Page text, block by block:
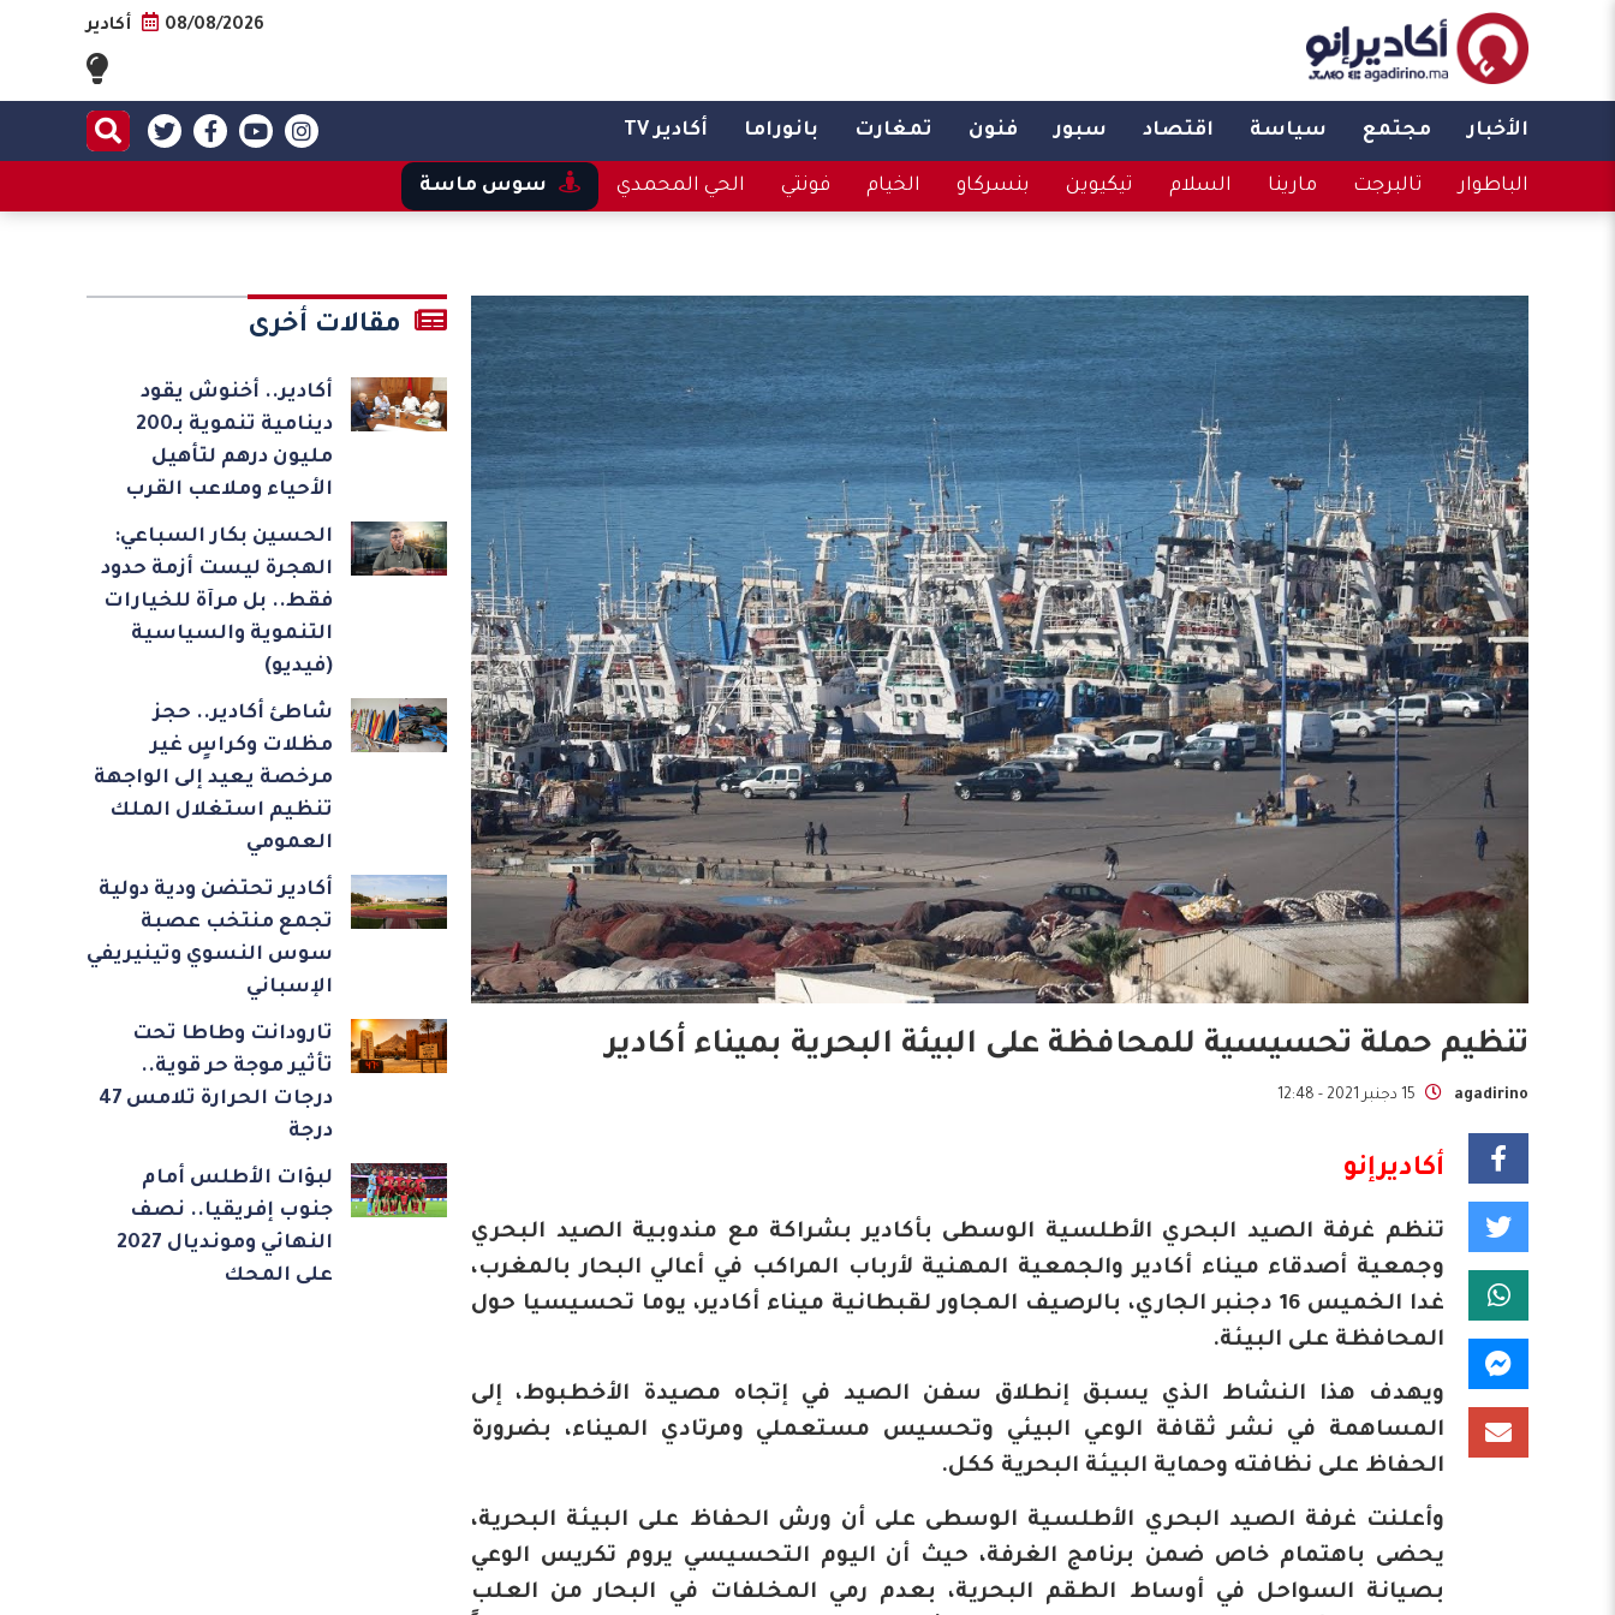
08/08/2026 أكادير
الأخبار مجتمع سياسة اقتصاد سبور فنون تمغارت بانوراما أكادير TV
الباطوار تالبرجت مارينا السلام تيكيوين بنسركاو الخيام فونتي الحي المحمدي سوس ماسة
تنظيم حملة تحسيسية للمحافظة على البيئة البحرية بميناء أكادير
agadirino 15 دجنبر 2021 - 12:48
أكاديرإنو
تنظم غرفة الصيد البحري الأطلسية الوسطى بأكادير بشراكة مع مندوبية الصيد البحري
وجمعية أصدقاء ميناء أكادير والجمعية المهنية لأرباب المراكب في أعالي البحار بالمغرب،
غدا الخميس 16 دجنبر الجاري، بالرصيف المجاور لقبطانية ميناء أكادير، يوما تحسيسيا حول
المحافظة على البيئة.
ويهدف هذا النشاط الذي يسبق إنطلاق سفن الصيد في إتجاه مصيدة الأخطبوط، إلى
المساهمة في نشر ثقافة الوعي البيئي وتحسيس مستعملي ومرتادي الميناء، بضرورة
الحفاظ على نظافته وحماية البيئة البحرية ككل.
وأعلنت غرفة الصيد البحري الأطلسية الوسطى على أن ورش الحفاظ على البيئة البحرية،
يحضى باهتمام خاص ضمن برنامج الغرفة، حيث أن اليوم التحسيسي يروم تكريس الوعي
بصيانة السواحل في أوساط الطقم البحرية، بعدم رمي المخلفات في البحار من العلب
مقالات أخرى
أكادير.. أخنوش يقود
دينامية تنموية بـ200
مليون درهم لتأهيل
الأحياء وملاعب القرب
الحسين بكار السباعي:
الهجرة ليست أزمة حدود
فقط.. بل مرآة للخيارات
التنموية والسياسية
(فيديو)
شاطئ أكادير.. حجز
مظلات وكراسٍ غير
مرخصة يعيد إلى الواجهة
تنظيم استغلال الملك
العمومي
أكادير تحتضن ودية دولية
تجمع منتخب عصبة
سوس النسوي وتينيريفي
الإسباني
تارودانت وطاطا تحت
تأثير موجة حر قوية..
درجات الحرارة تلامس 47
درجة
لبؤات الأطلس أمام
جنوب إفريقيا.. نصف
النهائي ومونديال 2027
على المحك